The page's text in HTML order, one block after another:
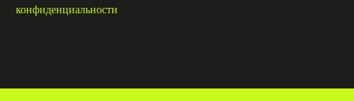
конфиденциальности